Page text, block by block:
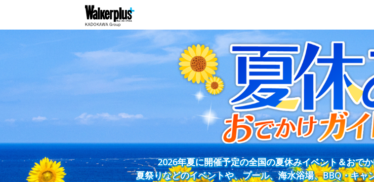
2026年夏に開催予定の全国の夏休みイベント＆おで
夏祭りなどのイベントや、プール、海水浴場、BBQ・キャ